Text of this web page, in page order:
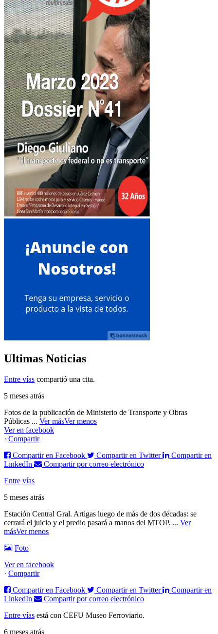
Ultimas Noticias
Entre vías compartió una cita.
5 meses atrás
Fotos de la publicación de Ministerio de Transporte y Obras
Públicas ... Ver másVer menos
Ver en facebook
· Compartir
Compartir en Facebook
Compartir en Twitter
Compartir en
LinkedIn
Compartir por correo electrónico
Entre vías
5 meses atrás
Estación Central Gral. Artigas luego de más de dos décadas: se
cerrará el juicio y el predio pasará a manos del MTOP. ... Ver
másVer menos
Foto
Ver en facebook
· Compartir
Compartir en Facebook
Compartir en Twitter
Compartir en
LinkedIn
Compartir por correo electrónico
Entre vías está con CEFU Museo Ferroviario.
6 meses atrás